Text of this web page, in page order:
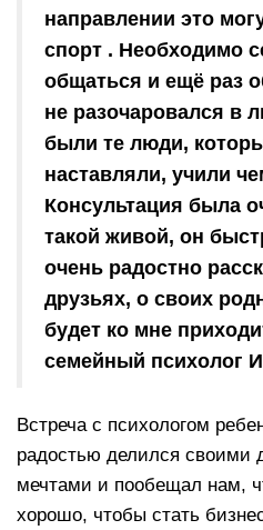
направлении это
спорт . Необходимо
общаться и ещё раз
не разочаровался в
были те люди,
наставляли, учили
Консультация была
такой живой, он
очень радостно
друзьях, о своих
будет ко мне
семейный психолог
Встреча с психологом
радостью делился своими
мечтами и пообещал нам,
хорошо, чтобы стать